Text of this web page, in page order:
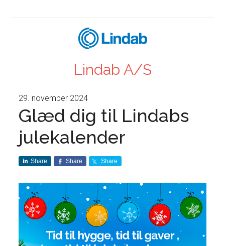
Lindab A/S
29. november 2024
Glæd dig til Lindabs
julekalender
Share Share Share